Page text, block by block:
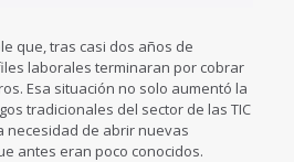
que, tras casi dos años de
laborales terminaran por cobrar
Esa situación no solo aumentó la
tradicionales del sector de las TIC
necesidad de abrir nuevas
antes eran poco conocidos.